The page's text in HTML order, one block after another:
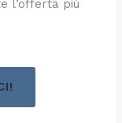
l’offerta più